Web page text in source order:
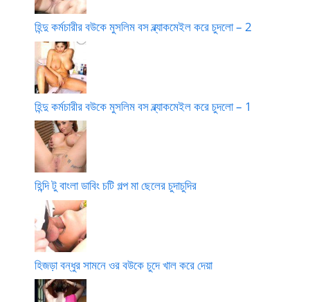
হিন্দু কর্মচারীর বউকে মুসলিম বস ব্ল্যাকমেইল করে চুদলো – 2
হিন্দু কর্মচারীর বউকে মুসলিম বস ব্ল্যাকমেইল করে চুদলো – 1
হিন্দি টু বাংলা ডাবিং চটি গল্প মা ছেলের চুদাচুদির
হিজড়া বন্ধুর সামনে ওর বউকে চুদে খাল করে দেয়া